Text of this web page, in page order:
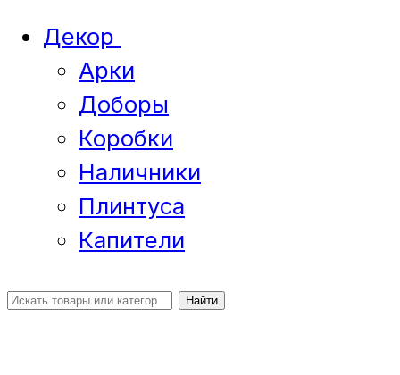
Декор
Арки
Доборы
Коробки
Наличники
Плинтуса
Капители
Найти